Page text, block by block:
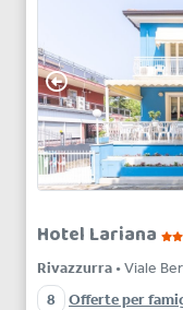
Hotel Lariana
Rivazzurra • Viale
8
Offerte per